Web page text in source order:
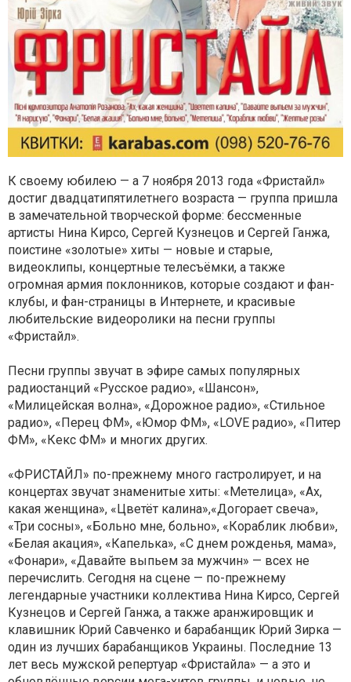
К своему юбилею — а 7 ноября 2013 года «Фристайл»
достиг двадцатипятилетнего возраста — группа пришла
в замечательной творческой форме: бессменные
артисты Нина Кирсо, Сергей Кузнецов и Сергей Ганжа,
поистине «золотые» хиты — новые и старые,
видеоклипы, концертные телесъёмки, а также
огромная армия поклонников, которые создают и фан-
клубы, и фан-страницы в Интернете, и красивые
любительские видеоролики на песни группы
«Фристайл».
Песни группы звучат в эфире самых популярных
радиостанций «Русское радио», «Шансон»,
«Милицейская волна», «Дорожное радио», «Стильное
радио», «Перец ФМ», «Юмор ФМ», «LOVE радио», «Питер
ФМ», «Кекс ФМ» и многих других.
«ФРИСТАЙЛ» по-прежнему много гастролирует, и на
концертах звучат знаменитые хиты: «Метелица», «Ах,
какая женщина», «Цветёт калина»,«Догорает свеча»,
«Три сосны», «Больно мне, больно», «Кораблик любви»,
«Белая акация», «Капелька», «С днем рожденья, мама»,
«Фонари», «Давайте выпьем за мужчин» — всех не
перечислить. Сегодня на сцене — по-прежнему
легендарные участники коллектива Нина Кирсо, Сергей
Кузнецов и Сергей Ганжа, а также аранжировщик и
клавишник Юрий Савченко и барабанщик Юрий Зирка —
один из лучших барабанщиков Украины. Последние 13
лет весь мужской репертуар «Фристайла» — а это и